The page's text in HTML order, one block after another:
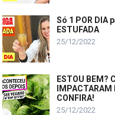
Só 1 POR DIA
ESTUFADA
25/12/2022
ESTOU BEM?
IMPACTARAM
CONFIRA!
25/12/2022